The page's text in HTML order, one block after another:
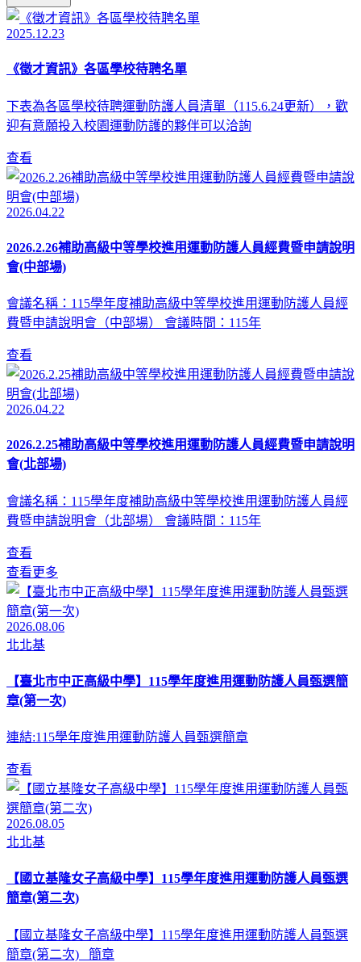
2025.12.23
《徵才資訊》各區學校待聘名單
下表為各區學校待聘運動防護人員清單（115.6.24更新），歡
迎有意願投入校園運動防護的夥伴可以洽詢
查看
2026.04.22
2026.2.26補助高級中等學校進用運動防護人員經費暨申請說明
會(中部場)
會議名稱：115學年度補助高級中等學校進用運動防護人員經
費暨申請說明會（中部場） 會議時間：115年
查看
2026.04.22
2026.2.25補助高級中等學校進用運動防護人員經費暨申請說明
會(北部場)
會議名稱：115學年度補助高級中等學校進用運動防護人員經
費暨申請說明會（北部場） 會議時間：115年
查看
查看更多
2026.08.06
北北基
【臺北市中正高級中學】115學年度進用運動防護人員甄選簡
章(第一次)
連結:115學年度進用運動防護人員甄選簡章
查看
2026.08.05
北北基
【國立基隆女子高級中學】115學年度進用運動防護人員甄選
簡章(第二次)
【國立基隆女子高級中學】115學年度進用運動防護人員甄選
簡章(第二次) 簡章